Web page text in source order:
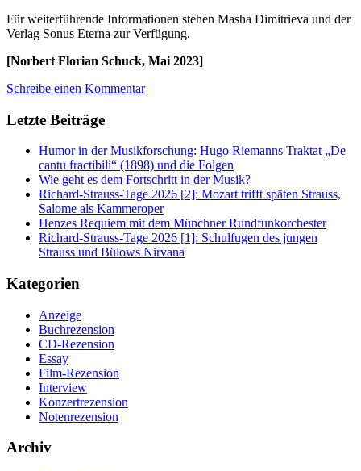
Für weiterführende Informationen stehen Masha Dimitrieva und der
Verlag Sonus Eterna zur Verfügung.
[Norbert Florian Schuck, Mai 2023]
Schreibe einen Kommentar
Letzte Beiträge
Humor in der Musikforschung: Hugo Riemanns Traktat „De
cantu fractibili“ (1898) und die Folgen
Wie geht es dem Fortschritt in der Musik?
Richard-Strauss-Tage 2026 [2]: Mozart trifft späten Strauss,
Salome als Kammeroper
Henzes Requiem mit dem Münchner Rundfunkorchester
Richard-Strauss-Tage 2026 [1]: Schulfugen des jungen
Strauss und Bülows Nirvana
Kategorien
Anzeige
Buchrezension
CD-Rezension
Essay
Film-Rezension
Interview
Konzertrezension
Notenrezension
Archiv